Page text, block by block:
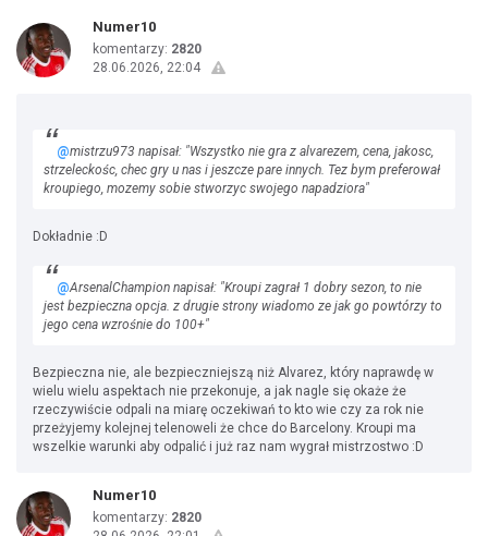
Numer10
komentarzy: 2820
28.06.2026, 22:04
@mistrzu973 napisał: "Wszystko nie gra z alvarezem, cena, jakosc,
strzeleckośc, chec gry u nas i jeszcze pare innych. Tez bym preferował
kroupiego, mozemy sobie stworzyc swojego napadziora"
Dokładnie :D
@ArsenalChampion napisał: "Kroupi zagrał 1 dobry sezon, to nie
jest bezpieczna opcja. z drugie strony wiadomo ze jak go powtórzy to
jego cena wzrośnie do 100+"
Bezpieczna nie, ale bezpieczniejszą niż Alvarez, który naprawdę w
wielu wielu aspektach nie przekonuje, a jak nagle się okaże że
rzeczywiście odpali na miarę oczekiwań to kto wie czy za rok nie
przeżyjemy kolejnej telenoweli że chce do Barcelony. Kroupi ma
wszelkie warunki aby odpalić i już raz nam wygrał mistrzostwo :D
Numer10
komentarzy: 2820